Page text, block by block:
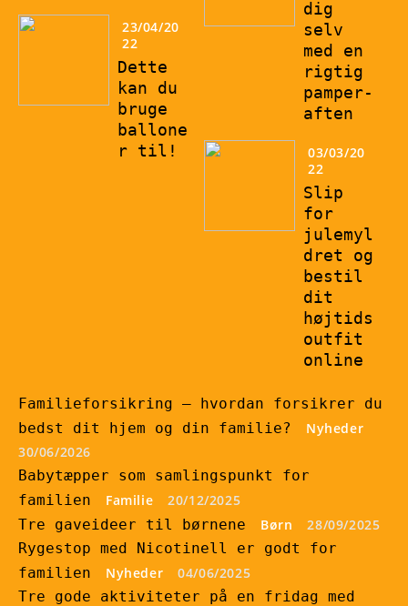
23/04/20
22
Dette
kan du
bruge
ballone
r til!
dig
selv
med en
rigtig
pamper-
aften
03/03/20
22
Slip
for
julemyl
dret og
bestil
dit
højtids
outfit
online
Familieforsikring – hvordan forsikrer du
bedst dit hjem og din familie?
Nyheder
30/06/2026
Babytæpper som samlingspunkt for
familien
Familie
20/12/2025
Tre gaveideer til børnene
Børn
28/09/2025
Rygestop med Nicotinell er godt for
familien
Nyheder
04/06/2025
Tre gode aktiviteter på en fridag med